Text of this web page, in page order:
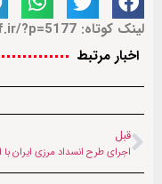
لینک کوتاه: https://iraf.ir/?p=5177
اخبار مرتبط
قبل
اجرای طرح انسداد مرزی ایران با